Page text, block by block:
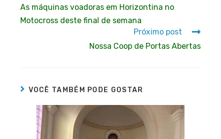
As máquinas voadoras em Horizontina no
Motocross deste final de semana
Próximo post
Nossa Coop de Portas Abertas
VOCÊ TAMBÉM PODE GOSTAR